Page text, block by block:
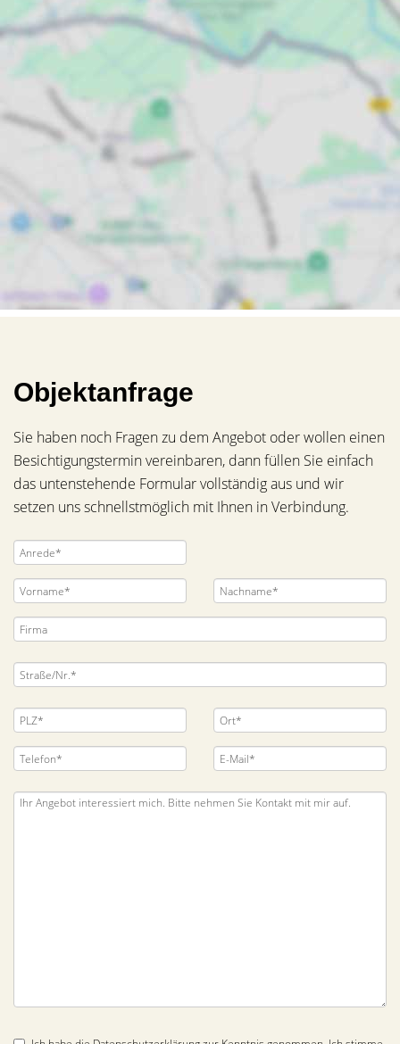
Objektanfrage
Sie haben noch Fragen zu dem Angebot oder wollen einen
Besichtigungstermin vereinbaren, dann füllen Sie einfach
das untenstehende Formular vollständig aus und wir
setzen uns schnellstmöglich mit Ihnen in Verbindung.